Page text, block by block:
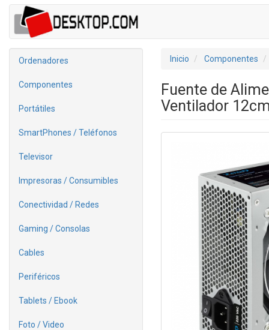
Ordenadores
Componentes
Portátiles
SmartPhones / Teléfonos
Televisor
Impresoras / Consumibles
Conectividad / Redes
Gaming / Consolas
Cables
Periféricos
Tablets / Ebook
Foto / Video
Inicio Componentes
Fuente de
Ventilador